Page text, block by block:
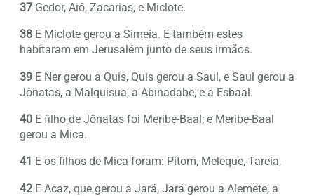
37 Gedor, Aiô, Zacarias, e Miclote.
38 E Miclote gerou a Simeia. E também estes
habitaram em Jerusalém junto de seus irmãos.
39 E Ner gerou a Quis, Quis gerou a Saul, e Saul gerou a
Jônatas, a Malquisua, a Abinadabe, e a Esbaal.
40 E filho de Jônatas foi Meribe-Baal; e Meribe-Baal
gerou a Mica.
41 E os filhos de Mica foram: Pitom, Meleque, Tareia,
42 E Acaz, que gerou a Jará, Jará gerou a Alemete, a